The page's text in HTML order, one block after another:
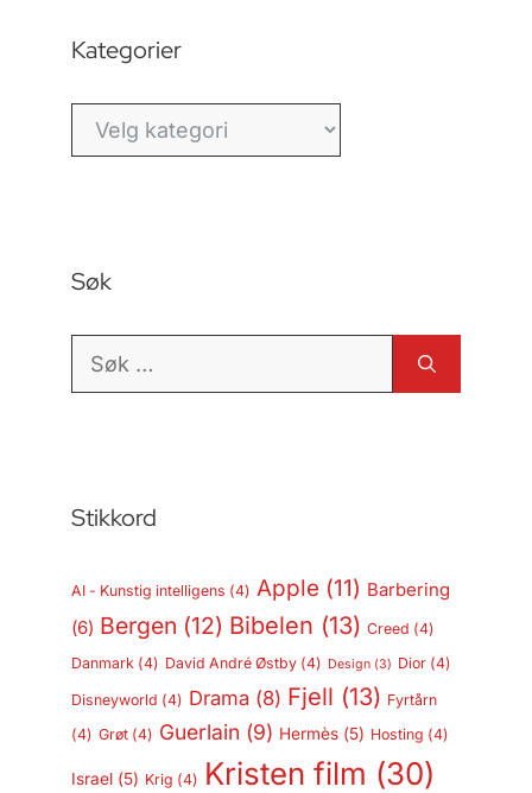
Kategorier
Kategorier
Søk
Søk
Stikkord
AI - Kunstig intelligens (4) Apple (11) Barbering
(6) Bergen (12) Bibelen (13) Creed (4)
Danmark(4) David André Østby(4) Design(3) Dior(4)
Disneyworld (4) Drama (8) Fjell (13) Fyrtårn
(4) Grøt(4) Guerlain (9) Hermès(5) Hosting (4)
Israel(5) Krig (4) Kristen film (30)